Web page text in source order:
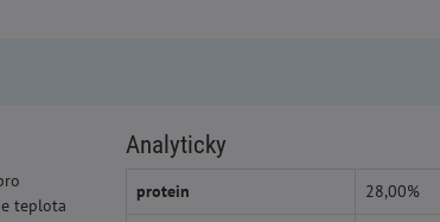
teplota
Analyticky
protein 28,00%